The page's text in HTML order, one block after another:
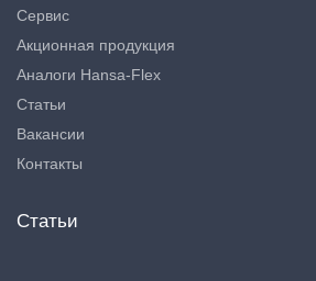
Сервис
Акционная продукция
Аналоги Hansa-Flex
Статьи
Вакансии
Контакты
Статьи